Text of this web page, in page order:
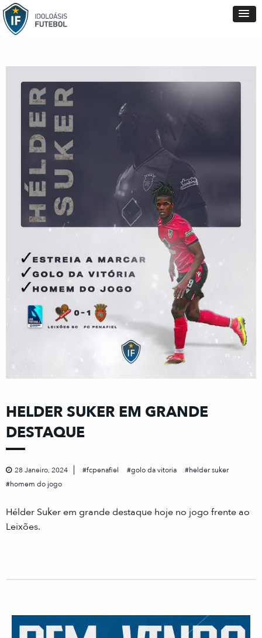
HELDER SUKER EM GRANDE
DESTAQUE
28 Janeiro, 2024 fcpenafiel golo da vitoria
helder suker
homem do jogo
Hélder Suker em grande destaque hoje no jogo frente ao
Leixões.